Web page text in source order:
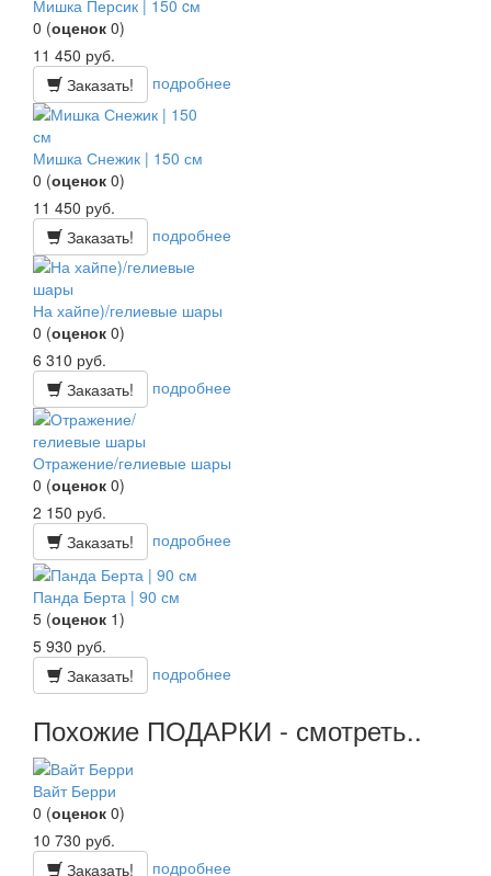
Мишка Персик | 150 cм
0 (оценок 0)
11 450 руб.
Заказать!
подробнее
Мишка Снежик | 150 см
0 (оценок 0)
11 450 руб.
Заказать!
подробнее
На хайпе)/гелиевые шары
0 (оценок 0)
6 310 руб.
Заказать!
подробнее
Отражение/гелиевые шары
0 (оценок 0)
2 150 руб.
Заказать!
подробнее
Панда Берта | 90 см
5 (оценок 1)
5 930 руб.
Заказать!
подробнее
Похожие ПОДАРКИ - смотреть..
Вайт Берри
0 (оценок 0)
10 730 руб.
Заказать!
подробнее